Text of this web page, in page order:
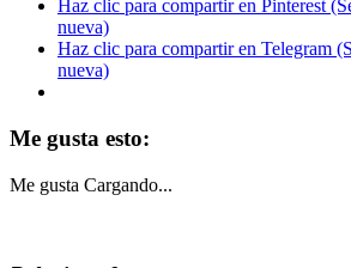
Haz clic para compartir en Pinterest
nueva)
Haz clic para compartir en Telegram
nueva)
Me gusta esto:
Me gusta Cargando...